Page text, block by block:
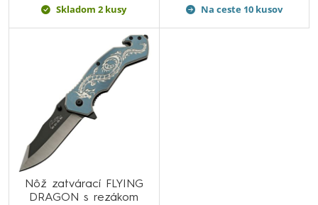
Skladom 2 kusy Na ceste 10 kusov
Nôž zatvárací FLYING
DRAGON s rezákom